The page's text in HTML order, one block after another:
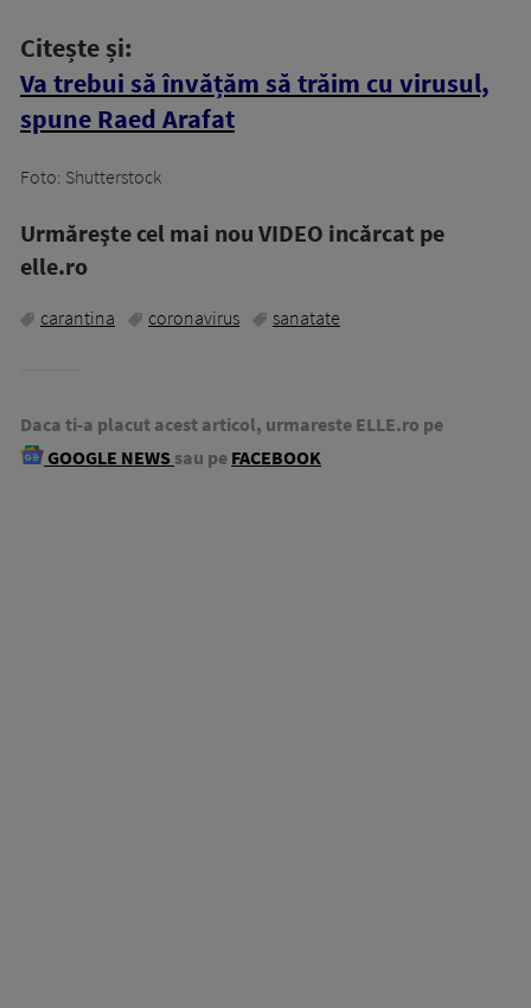
Citește și:
Va trebui să învățăm să trăim cu virusul,
spune Raed Arafat
Foto: Shutterstock
Urmăreşte cel mai nou VIDEO incărcat pe
elle.ro
carantina coronavirus sanatate
Daca ti-a placut acest articol, urmareste ELLE.ro pe
GOOGLE NEWS sau pe FACEBOOK